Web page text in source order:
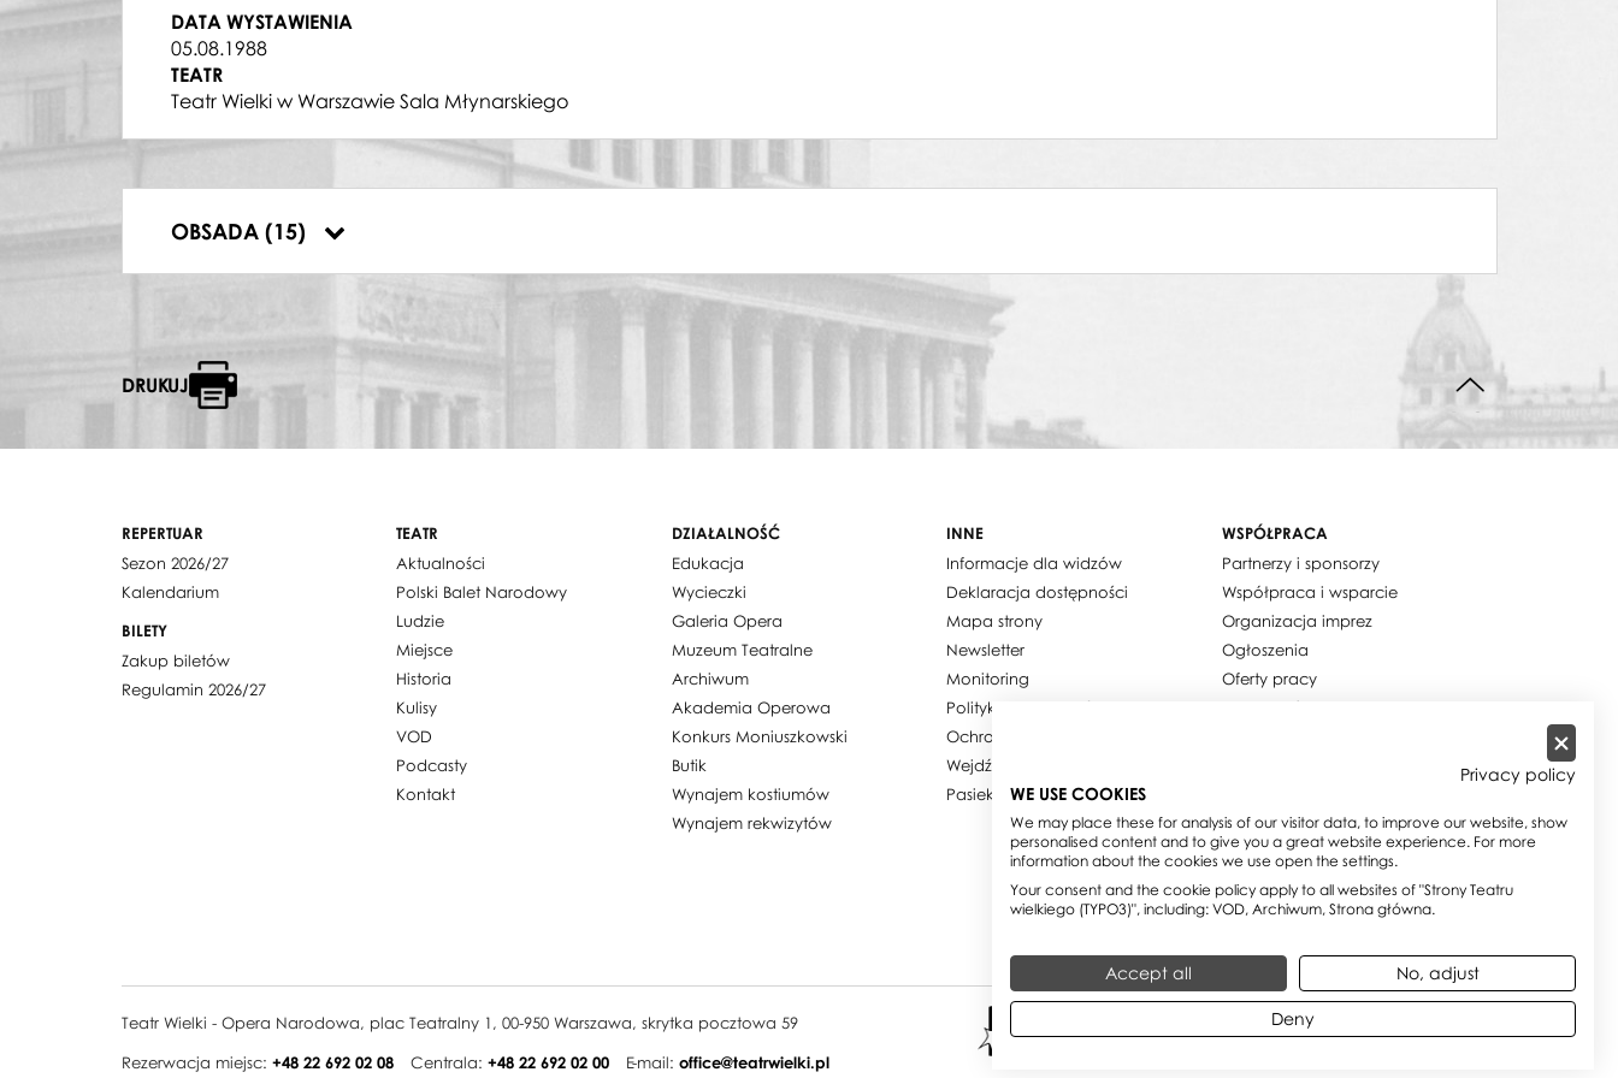
DATA WYSTAWIENIA
05.08.1988
TEATR
Teatr Wielki w Warszawie Sala Młynarskiego
OBSADA (15)
Przemysław Suski
HILDA
Jadwiga Gadulanka
JOACHIM
Maciej Witkiewicz
Erwin Nowiaszak
Ryszard Cieśla
DRUKUJ
REPERTUAR
Sezon 2026/27
Kalendarium
BILETY
Zakup biletów
Regulamin 2026/27
TEATR
Aktualności
Polski Balet Narodowy
Ludzie
Miejsce
Historia
Kulisy
VOD
Podcasty
Kontakt
DZIAŁALNOŚĆ
Edukacja
Wycieczki
Galeria Opera
Muzeum Teatralne
Archiwum
Akademia Operowa
Konkurs Moniuszkowski
Butik
Wynajem kostiumów
Wynajem rekwizytów
INNE
Informacje dla widzów
Deklaracja dostępności
Mapa strony
Newsletter
Monitoring
Polityka prywatności / Cookies
Ochrona danych osobowych
Wejdź w obiektyw
Pasieka w Teatrze
WSPÓŁPRACA
Partnerzy i sponsorzy
Współpraca i wsparcie
Organizacja imprez
Ogłoszenia
Oferty pracy
Dla mediów
Biuletyn Informacji Publicznej
Teatr Wielki - Opera Narodowa, plac Teatralny 1, 00-950 Warszawa, skrytka pocztowa 59
Rezerwacja miejsc: +48 22 692 02 08 Centrala: +48 22 692 02 00 E-mail: office@teatrwielki.pl
Privacy policy
WE USE COOKIES
We may place these for analysis of our visitor data, to improve our website, show
personalised content and to give you a great website experience. For more
information about the cookies we use open the settings.
Your consent and the cookie policy apply to all websites of "Strony Teatru
wielkiego (TYPO3)", including: VOD, Archiwum, Strona główna.
Accept all No, adjust
Deny